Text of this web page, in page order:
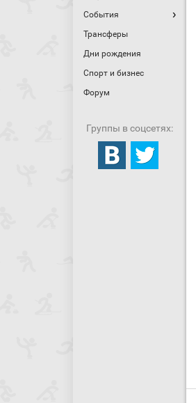
События
Трансферы
Дни рождения
Спорт и бизнес
Форум
Группы в соцсетях: